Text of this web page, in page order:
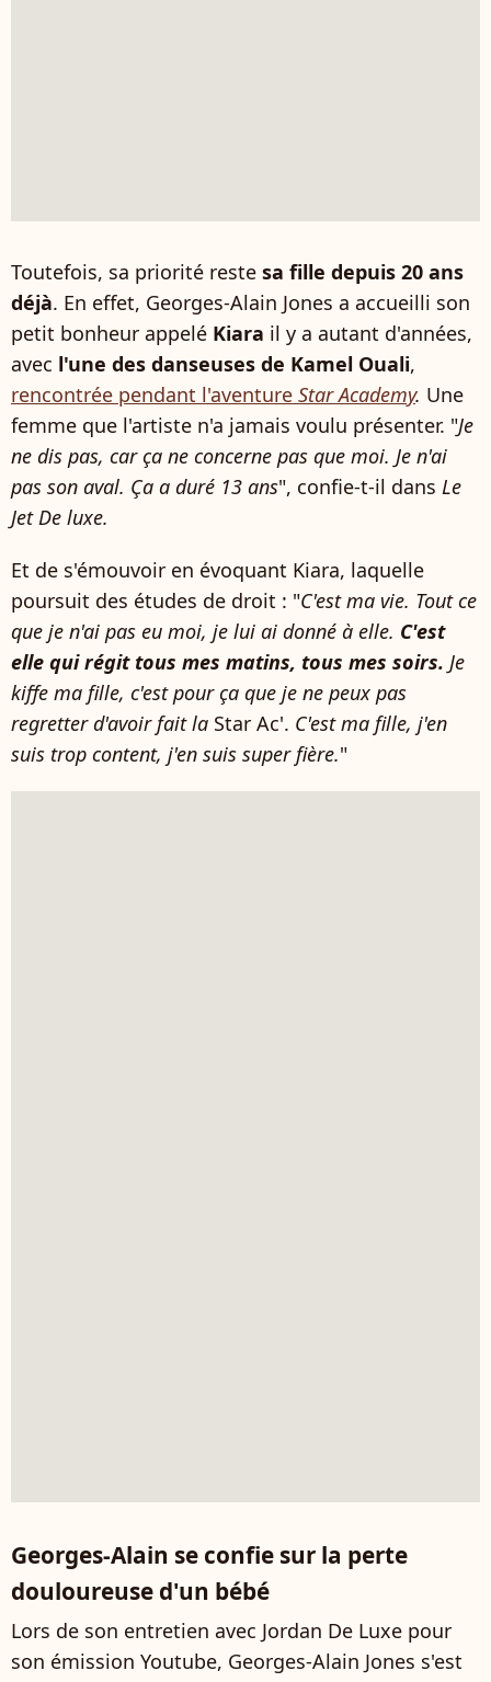
Toutefois, sa priorité reste sa fille depuis 20 ans
déjà. En effet, Georges-Alain Jones a accueilli son
petit bonheur appelé Kiara il y a autant d'années,
avec l'une des danseuses de Kamel Ouali,
rencontrée pendant l'aventure Star Academy. Une
femme que l'artiste n'a jamais voulu présenter. "Je
ne dis pas, car ça ne concerne pas que moi. Je n'ai
pas son aval. Ça a duré 13 ans", confie-t-il dans Le
Jet De luxe.
Et de s'émouvoir en évoquant Kiara, laquelle
poursuit des études de droit : "C'est ma vie. Tout ce
que je n'ai pas eu moi, je lui ai donné à elle. C'est
elle qui régit tous mes matins, tous mes soirs. Je
kiffe ma fille, c'est pour ça que je ne peux pas
regretter d'avoir fait la Star Ac'. C'est ma fille, j'en
suis trop content, j'en suis super fière."
Georges-Alain se confie sur la perte
douloureuse d'un bébé
Lors de son entretien avec Jordan De Luxe pour
son émission Youtube, Georges-Alain Jones s'est